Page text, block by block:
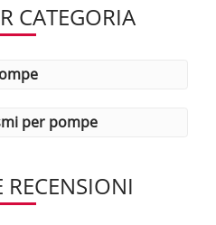
CATEGORIA
pompe
per pompe
RECENSIONI